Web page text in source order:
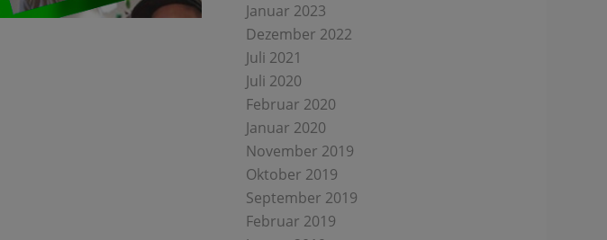
Januar 2023
Dezember 2022
Juli 2021
Juli 2020
Februar 2020
Januar 2020
November 2019
Oktober 2019
September 2019
Februar 2019